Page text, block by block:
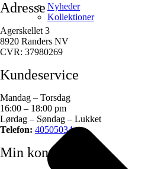
Nyheder
Kollektioner
Adresse
Agerskellet 3
8920 Randers NV
CVR: 37980269
Kundeservice
Mandag – Torsdag
16:00 – 18:00 pm
Lørdag – Søndag – Lukket
Telefon: 40505034
Min konto